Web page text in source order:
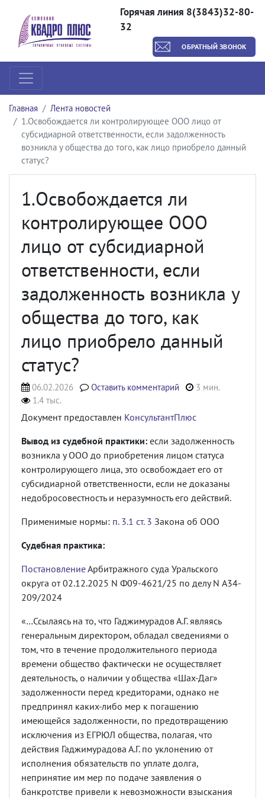
Горячая линия 8(3843)32-80-
32
ОБРАТНЫЙ ЗВОНОК
Главная
Лента новостей
1.Освобождается ли контролирующее ООО лицо от
субсидиарной ответственности, если задолженность
возникла у общества до того, как лицо приобрело данный
статус?
1.Освобождается ли
контролирующее ООО
лицо от субсидиарной
ответственности, если
задолженность возникла у
общества до того, как
лицо приобрело данный
статус?
06.02.2026 Оставить комментарий
3 мин.
1.4 тыс.
Документ предоставлен КонсультантПлюс
Вывод из судебной практики: если задолженность
возникла у ООО до приобретения лицом статуса
контролирующего лица, это освобождает его от
субсидиарной ответственности, если не доказаны
недобросовестность и неразумность его действий.
Применимые нормы: п. 3.1 ст. 3 Закона об ООО
Судебная практика:
ПостановлениеАрбитражного суда Уральского
округа от 02.12.2025 N Ф09-4621/25 по делу N А34-
209/2024
«…Ссылаясь на то, что Гаджимурадов А.Г. являясь
генеральным директором, обладал сведениями о
том, что в течение продолжительного периода
времени общество фактически не осуществляет
деятельность, о наличии у общества «Шах-Даг»
задолженности перед кредиторами, однако не
предпринял каких-либо мер к погашению
имеющейся задолженности, по предотвращению
исключения из ЕГРЮЛ общества, полагая, что
действия Гаджимурадова А.Г. по уклонению от
исполнения обязательств по уплате долга,
непринятие им мер по подаче заявления о
банкротстве привели к невозможности взыскания